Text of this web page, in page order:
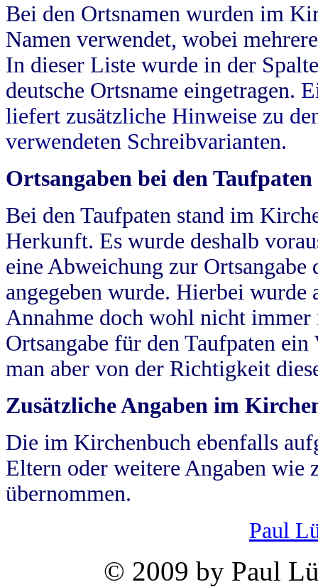
Bei den Ortsnamen wurden im
Namen verwendet, wobei
In dieser Liste wurde in der
deutsche Ortsname eingetragen.
liefert zusätzliche Hinweise zu
verwendeten Schreibvarianten.
Ortsangaben bei den Taufpaten
Bei den Taufpaten stand im
Herkunft. Es wurde deshalb
eine Abweichung zur
angegeben wurde. Hierbei wurde
Annahme doch wohl nicht
Ortsangabe für den Taufpaten
man aber von der Richtigkeit
Zusätzliche Angaben im
Die im Kirchenbuch ebenfalls
Eltern oder weitere Angaben wie
übernommen.
Paul
© 2009 by Paul